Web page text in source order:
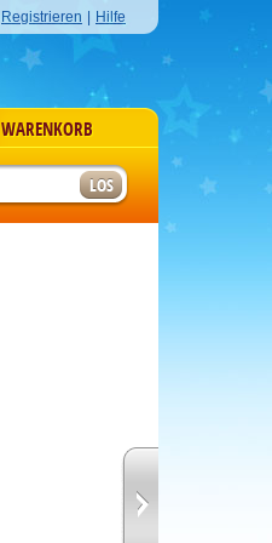
Registrieren Hilfe
WARENKORB